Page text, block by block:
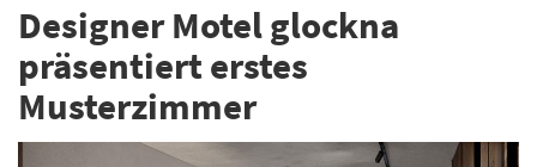
Designer Motel glockna
präsentiert erstes
Musterzimmer